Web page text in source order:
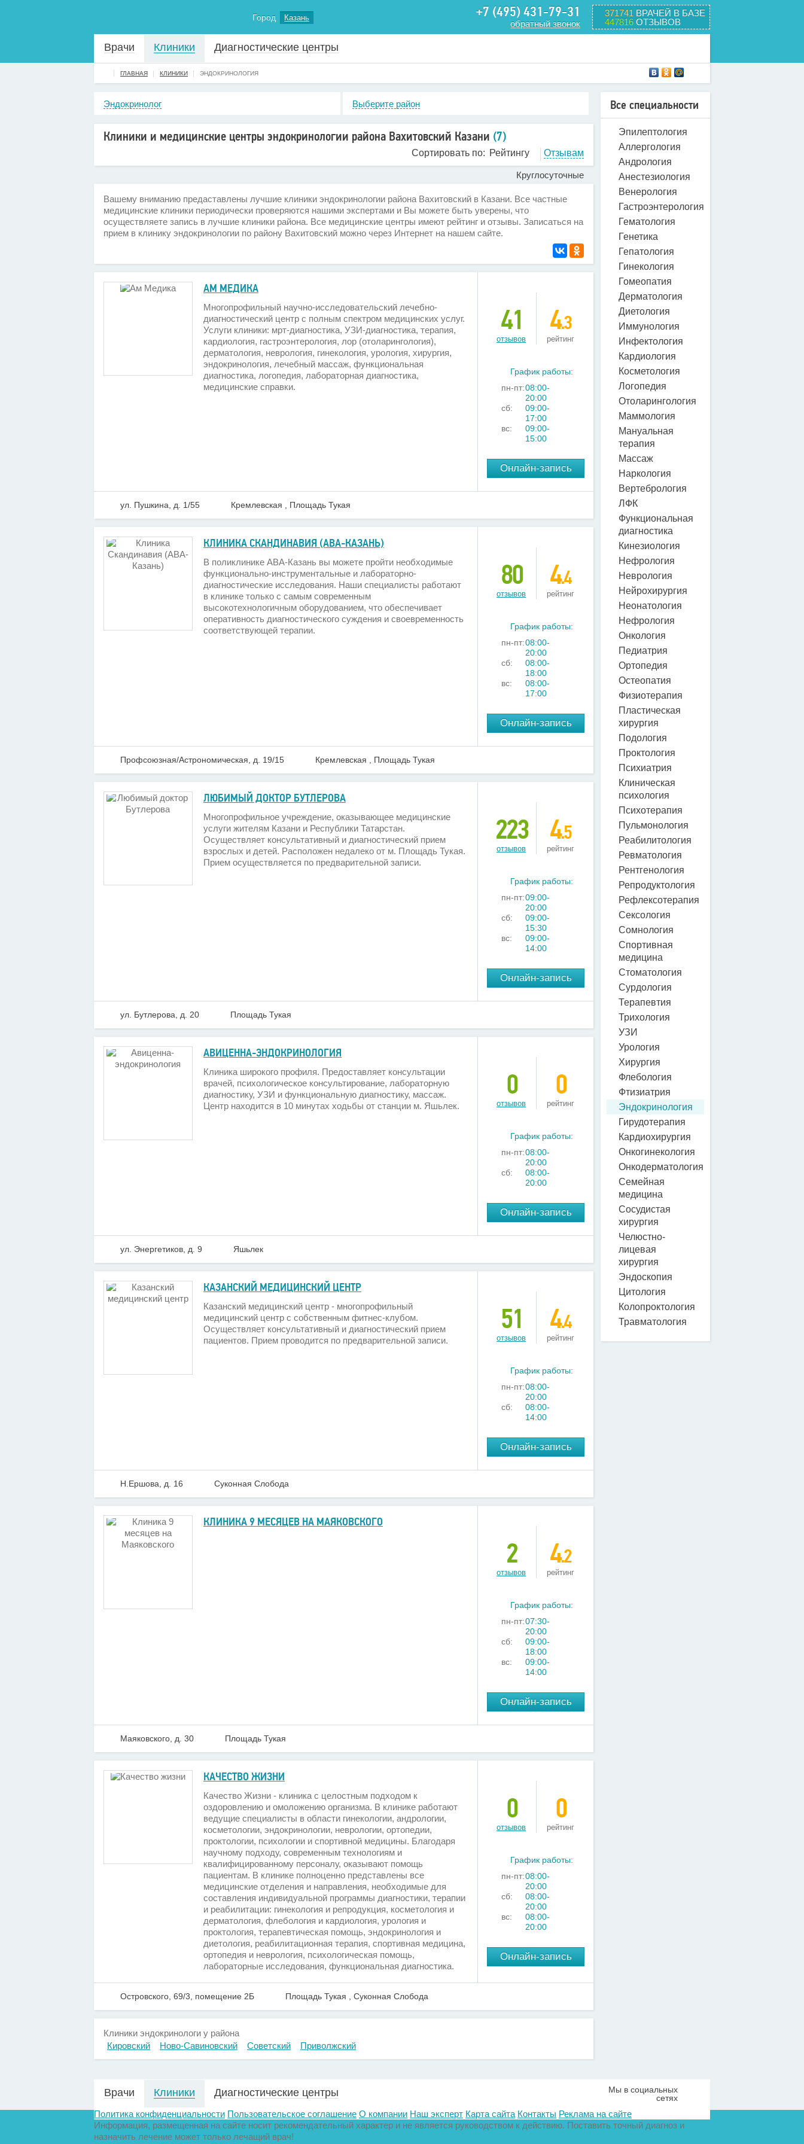
Город Казань +7 (495) 431-79-31
обратный звонок
371741 ВРАЧЕЙ В БАЗЕ
447816 ОТЗЫВОВ
Врачи Клиники Диагностические центры
ГЛАВНАЯ КЛИНИКИ ЭНДОКРИНОЛОГИЯ
Эндокринолог Выберите район
Клиники и медицинские центры эндокринологии района Вахитовский Казани (7)
Сортировать по: Рейтингу Отзывам
Круглосуточные
Вашему вниманию предаставлены лучшие клиники эндокринологии района Вахитовский в Казани. Все частные
медицинские клиники периодически проверяются нашими экспертами и Вы можете быть уверены, что
осуществляете запись в лучшие клиники района. Все медицинские центры имеют рейтинг и отзывы. Записаться на
прием в клинику эндокринологии по району Вахитовский можно через Интернет на нашем сайте.
41
отзывов
4.3
рейтинг
График работы:
пн-пт:08:00-
20:00
сб:
09:00-
17:00
вс:
09:00-
15:00
Онлайн-запись
АМ МЕДИКА
Многопрофильный научно-исследовательский лечебно-
диагностический центр с полным спектром медицинских услуг.
Услуги клиники: мрт-диагностика, УЗИ-диагностика, терапия,
кардиология, гастроэнтерология, лор (отоларингология),
дерматология, неврология, гинекология, урология, хирургия,
эндокринология, лечебный массаж, функциональная
диагностика, логопедия, лабораторная диагностика,
медицинские справки.
ул. Пушкина, д. 1/55 Кремлевская , Площадь Тукая
80
отзывов
4.4
рейтинг
График работы:
пн-пт:08:00-
20:00
сб:
08:00-
18:00
вс:
08:00-
17:00
Онлайн-запись
КЛИНИКА СКАНДИНАВИЯ (АВА-КАЗАНЬ)
В поликлинике АВА-Казань вы можете пройти необходимые
функционально-инструментальные и лабораторно-
диагностические исследования. Наши специалисты работают
в клинике только с самым современным
высокотехнологичным оборудованием, что обеспечивает
оперативность диагностического суждения и своевременность
соответствующей терапии.
Профсоюзная/Астрономическая, д. 19/15 Кремлевская , Площадь Тукая
223
отзывов
4.5
рейтинг
График работы:
пн-пт:09:00-
20:00
сб:
09:00-
15:30
вс:
09:00-
14:00
Онлайн-запись
ЛЮБИМЫЙ ДОКТОР БУТЛЕРОВА
Многопрофильное учреждение, оказывающее медицинские
услуги жителям Казани и Республики Татарстан.
Осуществляет консультативный и диагностический прием
взрослых и детей. Расположен недалеко от м. Площадь Тукая.
Прием осуществляется по предварительной записи.
ул. Бутлерова, д. 20 Площадь Тукая
0
отзывов
0
рейтинг
График работы:
пн-пт:08:00-
20:00
сб:
08:00-
20:00
Онлайн-запись
АВИЦЕННА-ЭНДОКРИНОЛОГИЯ
Клиника широкого профиля. Предоставляет консультации
врачей, психологическое консультирование, лабораторную
диагностику, УЗИ и функциональную диагностику, массаж.
Центр находится в 10 минутах ходьбы от станции м. Яшьлек.
ул. Энергетиков, д. 9 Яшьлек
51
отзывов
4.4
рейтинг
График работы:
пн-пт:08:00-
20:00
сб:
08:00-
14:00
Онлайн-запись
КАЗАНСКИЙ МЕДИЦИНСКИЙ ЦЕНТР
Казанский медицинский центр - многопрофильный
медицинский центр с собственным фитнес-клубом.
Осуществляет консультативный и диагностический прием
пациентов. Прием проводится по предварительной записи.
Н.Ершова, д. 16 Суконная Слобода
2
отзывов
4.2
рейтинг
График работы:
пн-пт:07:30-
20:00
сб:
09:00-
18:00
вс:
09:00-
14:00
Онлайн-запись
КЛИНИКА 9 МЕСЯЦЕВ НА МАЯКОВСКОГО
Маяковского, д. 30 Площадь Тукая
0
отзывов
0
рейтинг
График работы:
пн-пт:08:00-
20:00
сб:
08:00-
20:00
вс:
08:00-
20:00
Онлайн-запись
КАЧЕСТВО ЖИЗНИ
Качество Жизни - клиника с целостным подходом к
оздоровлению и омоложению организма. В клинике работают
ведущие специалисты в области гинекологии, андрологии,
косметологии, эндокринологии, неврологии, ортопедии,
проктологии, психологии и спортивной медицины. Благодаря
научному подходу, современным технологиям и
квалифицированному персоналу, оказывают помощь
пациентам. В клинике полноценно представлены все
медицинские отделения и направления, необходимые для
составления индивидуальной программы диагностики, терапии
и реабилитации: гинекология и репродукция, косметология и
дерматология, флебология и кардиология, урология и
проктология, терапевтическая помощь, эндокринология и
диетология, реабилитационная терапия, спортивная медицина,
ортопедия и неврология, психологическая помощь,
лабораторные исследования, функциональная диагностика.
Островского, 69/3, помещение 2Б Площадь Тукая , Суконная Слобода
Клиники эндокринологи у района
Кировский
Ново-Савиновский Советский Приволжский
Все специальности
Эпилептология
Аллергология
Андрология
Анестезиология
Венерология
Гастроэнтерология
Гематология
Генетика
Гепатология
Гинекология
Гомеопатия
Дерматология
Диетология
Иммунология
Инфектология
Кардиология
Косметология
Логопедия
Отоларингология
Маммология
Мануальная
терапия
Массаж
Наркология
Вертебрология
ЛФК
Функциональная
диагностика
Кинезиология
Нефрология
Неврология
Нейрохирургия
Неонатология
Нефрология
Онкология
Педиатрия
Ортопедия
Остеопатия
Физиотерапия
Пластическая
хирургия
Подология
Проктология
Психиатрия
Клиническая
психология
Психотерапия
Пульмонология
Реабилитология
Ревматология
Рентгенология
Репродуктология
Рефлексотерапия
Сексология
Сомнология
Спортивная
медицина
Стоматология
Сурдология
Терапевтия
Трихология
УЗИ
Урология
Хирургия
Флебология
Фтизиатрия
Эндокринология
Гирудотерапия
Кардиохирургия
Онкогинекология
Онкодерматология
Семейная
медицина
Сосудистая
хирургия
Челюстно-
лицевая
хирургия
Эндоскопия
Цитология
Колопроктология
Травматология
Врачи Клиники Диагностические центры
Политика конфиденциальности Пользовательское соглашение О компании Наш эксперт Карта сайта Контакты Реклама на сайте
Мы в социальных
сетях
Информация, размещенная на сайте носит рекомендательный характер и не является руководством к действию. Поставить точный диагноз и
назначить лечение может только лечащий врач!